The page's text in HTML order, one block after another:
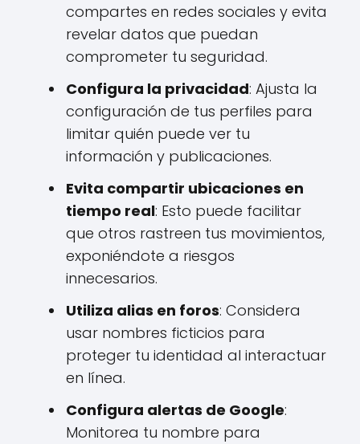
compartes en redes sociales y evita
revelar datos que puedan
comprometer tu seguridad.
Configura la privacidad: Ajusta la
configuración de tus perfiles para
limitar quién puede ver tu
información y publicaciones.
Evita compartir ubicaciones en
tiempo real: Esto puede facilitar
que otros rastreen tus movimientos,
exponiéndote a riesgos
innecesarios.
Utiliza alias en foros: Considera
usar nombres ficticios para
proteger tu identidad al interactuar
en línea.
Configura alertas de Google:
Monitorea tu nombre para